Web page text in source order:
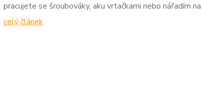
pracujete se šroubováky, aku vrtačkami nebo nářadím na
celý článek